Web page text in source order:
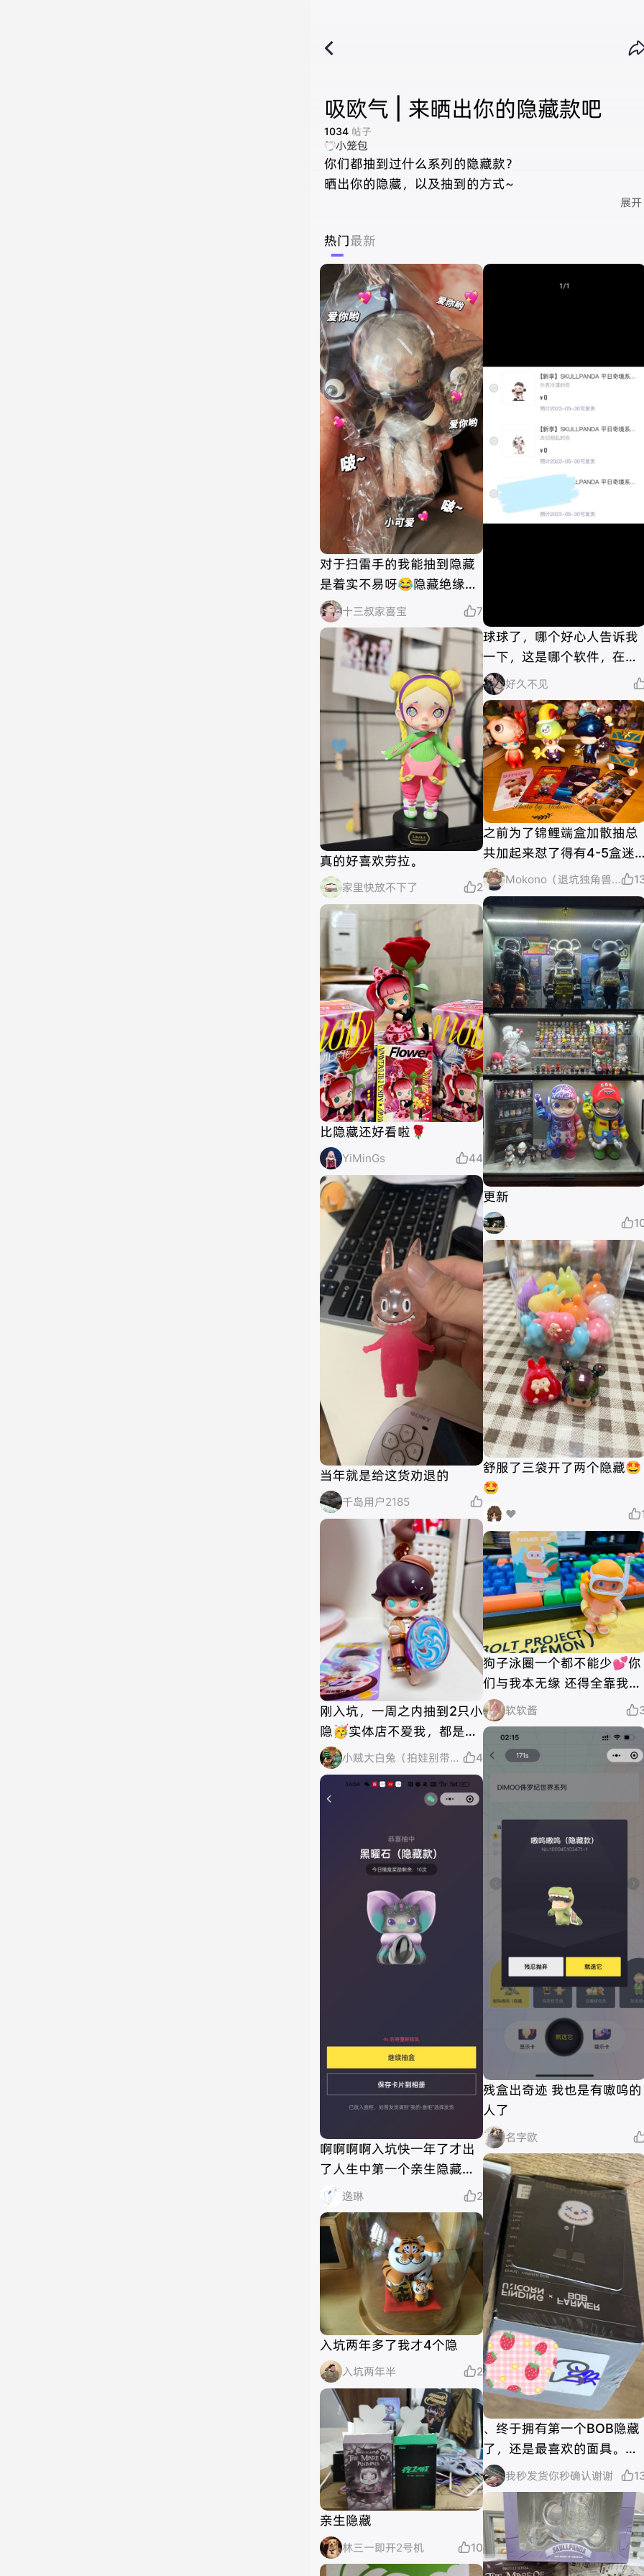

吸欧气 | 来晒出你的隐藏款吧
1034 帖子
小笼包
你们都抽到过什么系列的隐藏款？
晒出你的隐藏，以及抽到的方式~
展开
热门最新
对于扫雷手的我能抽到隐藏
是着实不易呀😂隐藏绝缘体
的我也有翻身的一天😂😂宝
宝们欧气起来✌️
十三叔家喜宝 7
真的好喜欢劳拉。
家里快放不下了 2
比隐藏还好看啦🌹
YiMinGs 44
当年就是给这货劝退的
千岛用户2185 
刚入坑，一周之内抽到2只小
隐🥳实体店不爱我，都是机
器上抽的。店里端了九个系
列，一个隐藏都没有🤣
小贼大白兔（拍娃别带🔍） 4
啊啊啊啊入坑快一年了才出
了人生中第一个亲生隐藏！
真的很激动啊，虽然不是热
款但也很开心，而且是在没
网且有点卡的情况下，咱就
是说随机抽选yyds！
逸琳 2
入坑两年多了我才4个隐
入坑两年半 2
亲生隐藏
林三一即开2号机 10
球球了，哪个好心人告诉我
一下，这是哪个软件，在哪
里，心动💗
好久不见
之前为了锦鲤端盒加散抽总
共加起来怼了得有4-5盒迷
途，但就是没拆到，最后放
弃，最后在dimoo520生日
福袋里给我出来了，开心的
快晕过去了。
Mokono（退坑独角兽）
更新
. 
舒服了三袋开了两个隐藏🤩
🤩
❤️ 
狗子泳圈一个都不能少💕你
们与我本无缘 还得全靠我花
钱 Nice
软软酱 
残盒出奇迹 我也是有嗷呜的
人了
名字欧
、终于拥有第一个BOB隐藏
了，还是最喜欢的面具。一
直有预感会得到它。直播间
一发入魂，当时就觉得隐藏
在29号，立马下单…果然
我秒发货你秒确认谢谢 